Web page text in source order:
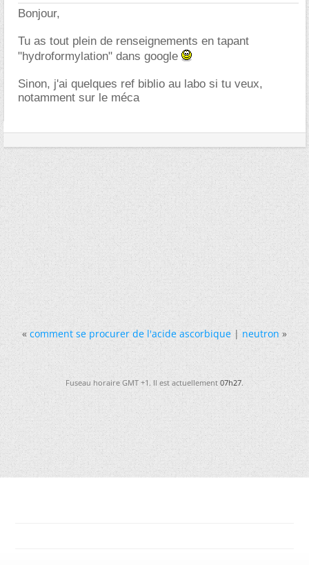
Bonjour,
Tu as tout plein de renseignements en tapant
"hydroformylation" dans google
Sinon, j'ai quelques ref biblio au labo si tu veux,
notamment sur le méca
« comment se procurer de l'acide ascorbique|neutron »
Fuseau horaire GMT +1. Il est actuellement07h27.